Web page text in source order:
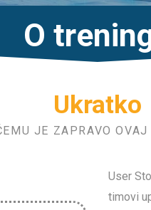
O
Ukratko
JE ZAPRAVO OVAJ
User
timovi